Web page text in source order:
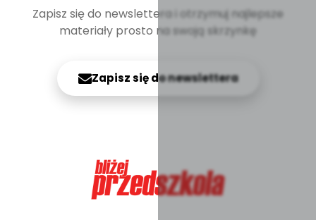
Zapisz się do newslettera i otrzymuj najlepsze
materiały prosto na swoją skrzynkę
Zapisz się do newslettera